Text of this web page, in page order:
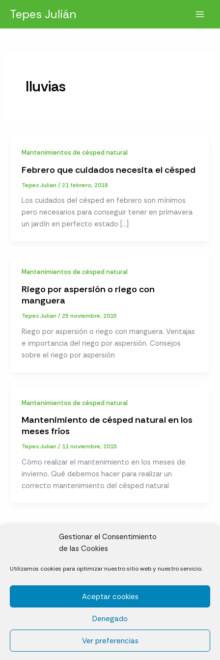
Gestionar el Consentimiento
de las Cookies
Utilizamos cookies para optimizar nuestro sitio web y nuestro servicio.
Aceptar cookies
Denegado
Ver preferencias
contenido
Tepes Julián
lluvias
Mantenimientos de césped natural
Febrero que cuidados necesita el césped
Tepes Julian/ 21 febrero, 2018
Los cuidados del césped en febrero son mínimos
pero necesarios para conseguir tener en primavera
un jardín en perfecto estado […]
Mantenimientos de césped natural
Riego por aspersión o riego con
manguera
Tepes Julian/ 25 noviembre, 2015
Riego por aspersión o riego con manguera. Ventajas
e importancia del riego por aspersión. Consejos
sobre el riego por aspersión
Mantenimientos de césped natural
Mantenimiento de césped natural en los
meses fríos
Tepes Julian/ 11 noviembre, 2015
Cómo realizar el mantenimiento en los meses de
invierno. Qué debemos hacer para realizar un
correcto mantenimiento del césped natural
Cáceres
Césped natural en tepes
Política de cookies (UE)
Aviso legal y Política de privacidad
¿Quiénes somos?
Contacto